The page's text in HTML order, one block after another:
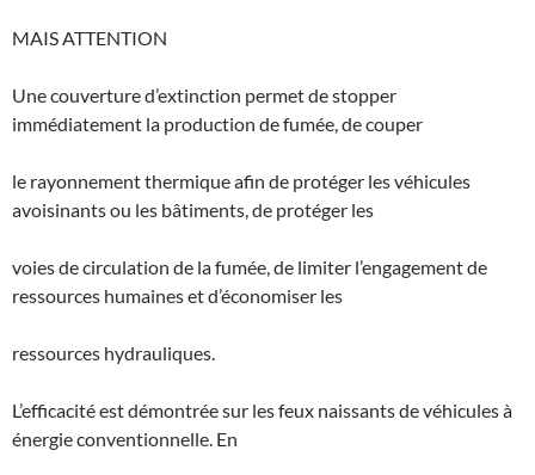
MAIS ATTENTION
Une couverture d’extinction permet de stopper
immédiatement la production de fumée, de couper
le rayonnement thermique afin de protéger les véhicules
avoisinants ou les bâtiments, de protéger les
voies de circulation de la fumée, de limiter l’engagement de
ressources humaines et d’économiser les
ressources hydrauliques.
L’efficacité est démontrée sur les feux naissants de véhicules à
énergie conventionnelle. En